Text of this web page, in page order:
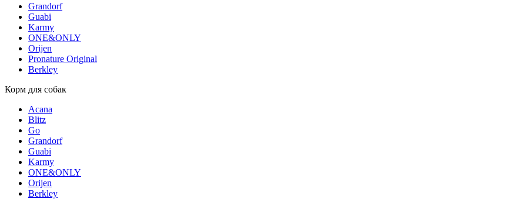
Grandorf
Guabi
Karmy
ONE&ONLY
Orijen
Pronature Original
Berkley
Корм для собак
Acana
Blitz
Go
Grandorf
Guabi
Karmy
ONE&ONLY
Orijen
Berkley